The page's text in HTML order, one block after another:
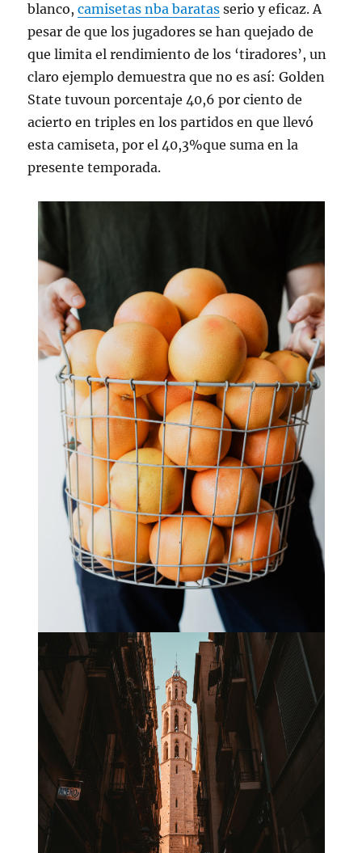
blanco,camisetas nba baratas serio y eficaz. A
pesar de que los jugadores se han quejado de
que limita el rendimiento de los ‘tiradores’, un
claro ejemplo demuestra que no es así: Golden
State tuvoun porcentaje 40,6 por ciento de
acierto en triples en los partidos en que llevó
esta camiseta, por el 40,3%que suma en la
presente temporada.